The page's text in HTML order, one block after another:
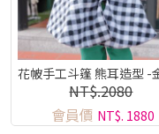
花帔手工斗篷 熊耳造型 -
帔系列
NT$.2080
會員價 NT$. 1880